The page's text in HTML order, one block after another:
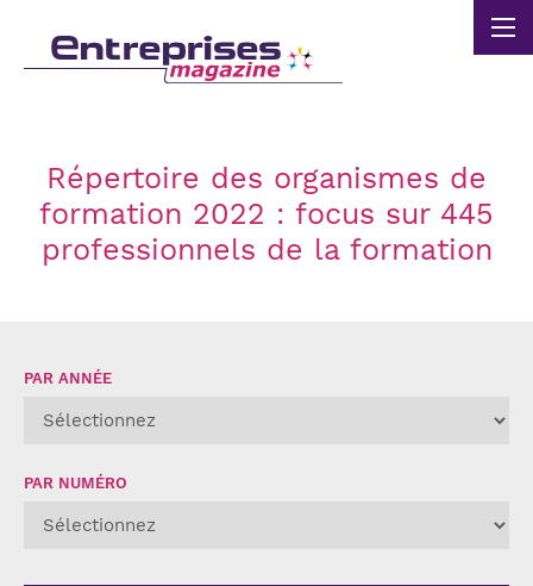
Répertoire des organismes de
formation 2022 : focus sur 445
professionnels de la formation
PAR ANNÉE
PAR NUMÉRO